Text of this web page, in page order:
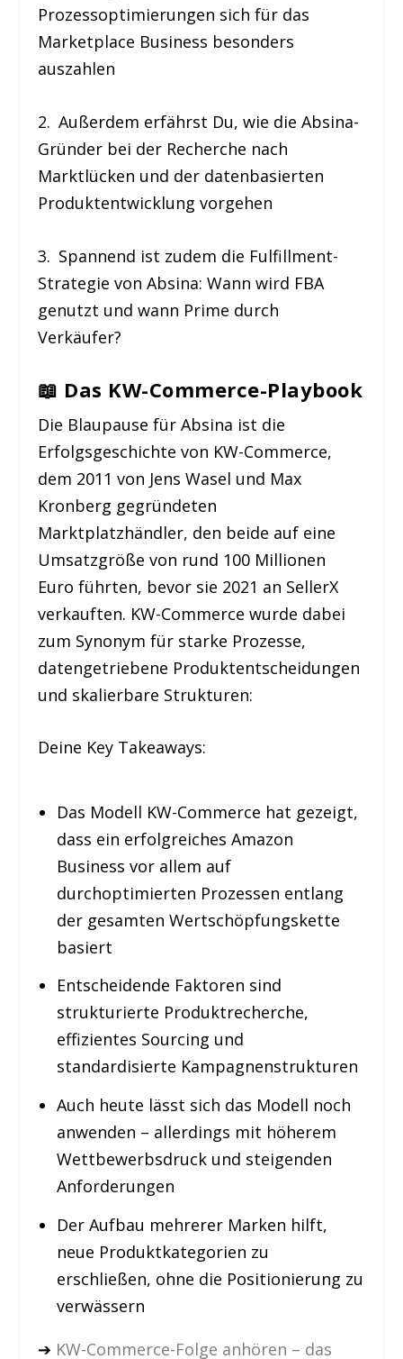
Prozessoptimierungen sich für das
Marketplace Business besonders
auszahlen
2. Außerdem erfährst Du, wie die Absina-
Gründer bei der Recherche nach
Marktlücken und der datenbasierten
Produktentwicklung vorgehen
3. Spannend ist zudem die Fulfillment-
Strategie von Absina: Wann wird FBA
genutzt und wann Prime durch
Verkäufer?
📖 Das KW-Commerce-Playbook
Die Blaupause für Absina ist die
Erfolgsgeschichte von KW-Commerce,
dem 2011 von Jens Wasel und Max
Kronberg gegründeten
Marktplatzhändler, den beide auf eine
Umsatzgröße von rund 100 Millionen
Euro führten, bevor sie 2021 an SellerX
verkauften. KW-Commerce wurde dabei
zum Synonym für starke Prozesse,
datengetriebene Produktentscheidungen
und skalierbare Strukturen:
Deine Key Takeaways:
Das Modell KW-Commerce hat gezeigt,
dass ein erfolgreiches Amazon
Business vor allem auf
durchoptimierten Prozessen entlang
der gesamten Wertschöpfungskette
basiert
Entscheidende Faktoren sind
strukturierte Produktrecherche,
effizientes Sourcing und
standardisierte Kampagnenstrukturen
Auch heute lässt sich das Modell noch
anwenden – allerdings mit höherem
Wettbewerbsdruck und steigenden
Anforderungen
Der Aufbau mehrerer Marken hilft,
neue Produktkategorien zu
erschließen, ohne die Positionierung zu
verwässern
➔ KW-Commerce-Folge anhören – das